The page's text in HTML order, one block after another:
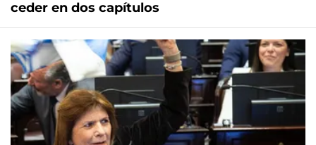
ceder en dos capítulos